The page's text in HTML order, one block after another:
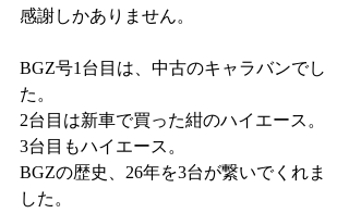
感謝しかありません。
BGZ号1台目は、中古のキャラバンでし
た。
2台目は新車で買った紺のハイエース。
3台目もハイエース。
BGZの歴史、26年を3台が繋いでくれま
した。